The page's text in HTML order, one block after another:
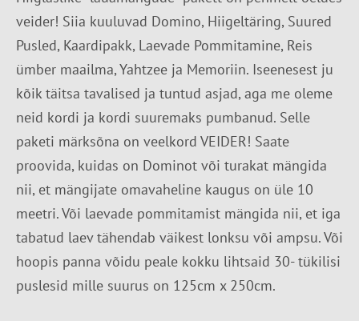
veider! Siia kuuluvad Domino, Hiigeltäring, Suured
Pusled, Kaardipakk, Laevade Pommitamine, Reis
ümber maailma, Yahtzee ja Memoriin. Iseenesest ju
kõik täitsa tavalised ja tuntud asjad, aga me oleme
neid kordi ja kordi suuremaks pumbanud. Selle
paketi märksõna on veelkord VEIDER! Saate
proovida, kuidas on Dominot või turakat mängida
nii, et mängijate omavaheline kaugus on üle 10
meetri. Või laevade pommitamist mängida nii, et iga
tabatud laev tähendab väikest lonksu või ampsu. Või
hoopis panna võidu peale kokku lihtsaid 30- tükilisi
puslesid mille suurus on 125cm x 250cm.